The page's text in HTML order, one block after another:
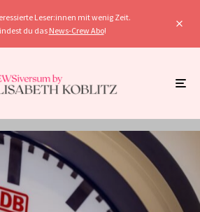
Leser:innen mit wenig Zeit.
du das News-Crew Abo!